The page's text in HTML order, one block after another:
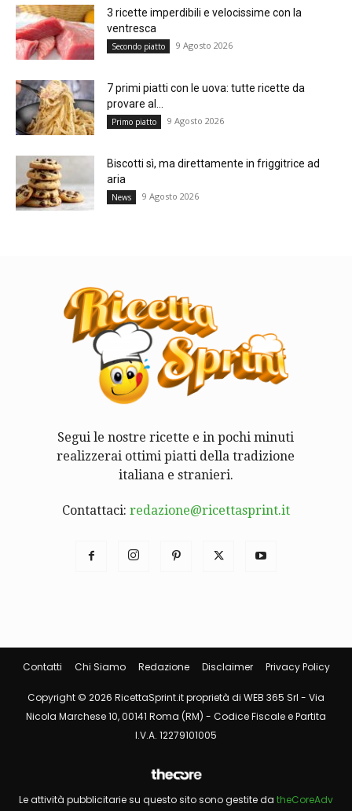
3 ricette imperdibili e velocissime con la
ventresca
Secondo piatto 9 Agosto 2026
7 primi piatti con le uova: tutte ricette da
provare al...
Primo piatto 9 Agosto 2026
Biscotti sì, ma direttamente in friggitrice ad
aria
News 9 Agosto 2026
Segui le nostre ricette e in pochi minuti
realizzerai ottimi piatti della tradizione
italiana e stranieri.
Contattaci: redazione@ricettasprint.it
Contatti Chi Siamo Redazione Disclaimer Privacy Policy
Copyright © 2026 RicettaSprint.it proprietà di WEB 365 Srl - Via
Nicola Marchese 10, 00141 Roma (RM) - Codice Fiscale e Partita
I.V.A. 12279101005
Le attività pubblicitarie su questo sito sono gestite da theCoreAdv